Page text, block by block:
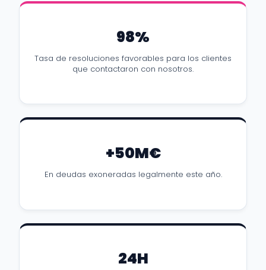
98%
Tasa de resoluciones favorables para los clientes
que contactaron con nosotros.
+50M€
En deudas exoneradas legalmente este año.
24H